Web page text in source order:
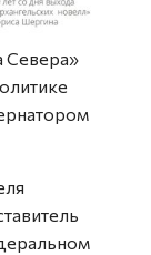
Севера»